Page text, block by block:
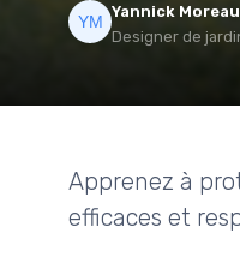
Yannick Moreau
Designer de
Apprenez à
efficaces et